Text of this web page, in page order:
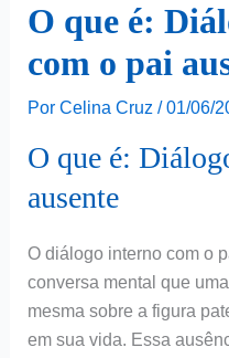
O que é:
com o pai
Por Celina Cruz / 01/06/
O que é:
ausente
O diálogo interno com o
conversa mental que
mesma sobre a figura
em sua vida. Essa